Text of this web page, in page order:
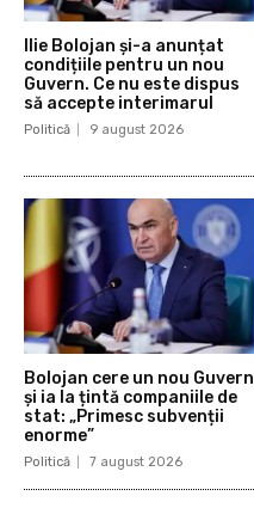
Ilie Bolojan și-a anunțat
condițiile pentru un nou
Guvern. Ce nu este dispus
să accepte interimarul
Politică 9 august 2026
Bolojan cere un nou Guvern
și ia la țintă companiile de
stat: „Primesc subvenții
enorme”
Politică 7 august 2026